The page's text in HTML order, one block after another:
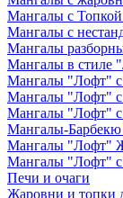
Мангалы с
Мангалы с
Мангалы
Мангалы в стиле
Мангалы "Лофт" с
Мангалы "Лофт" с
Мангалы "Лофт"
Мангалы-
Мангалы "Лофт"
Мангалы "Лофт"
Печи и очаги
Жаровни и топки